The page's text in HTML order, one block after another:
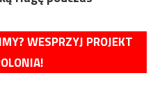
WESPRZYJ PROJEKT